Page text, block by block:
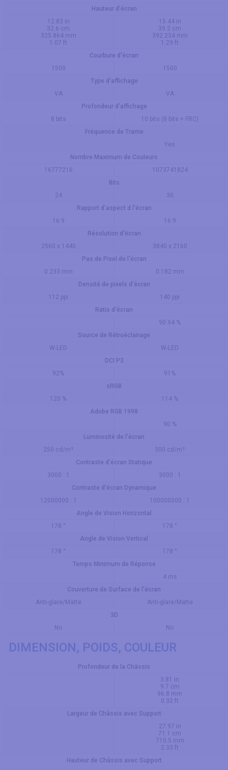
Hauteur d'écran
12.83 in
32.6 cm
325.864 mm
1.07 ft
15.44 in
39.2 cm
392.234 mm
1.29 ft
Courbure d'écran
1500
1500
Type d'affichage
VA
VA
Profondeur d'affichage
8 bits
10 bits (8 bits + FRC)
Fréquence de Trame
Yes
Nombre Maximum de Couleurs
16777216
1073741824
Bits
24
30
Rapport d'aspect d l'écran
16:9
16:9
Résolution d'écran
2560 x 1440
3840 x 2160
Pas de Pixel de l'écran
0.233 mm
0.182 mm
Densité de pixels d'écran
112 ppi
140 ppi
Ratio d'écran
90.94 %
Source de Rétroéclairage
W-LED
W-LED
DCI P3
92%
91%
sRGB
120 %
114 %
Adobe RGB 1998
90 %
Luminosité de l'écran
250 cd/m²
300 cd/m²
Contraste d'écran Statique
3000 : 1
3000 : 1
Contraste d'écran Dynamique
12000000 : 1
100000000 : 1
Angle de Vision Horizontal
178 °
178 °
Angle de Vision Vertical
178 °
178 °
Temps Minimum de Réponse
4 ms
Couverture de Surface de l'écran
Anti-glare/Matte
Anti-glare/Matte
3D
No
No
DIMENSION, POIDS, COULEUR
Profondeur de la Châssis
3.81 in
9.7 cm
96.8 mm
0.32 ft
Largeur de Châssis avec Support
27.97 in
71.1 cm
710.5 mm
2.33 ft
Hauteur de Châssis avec Support